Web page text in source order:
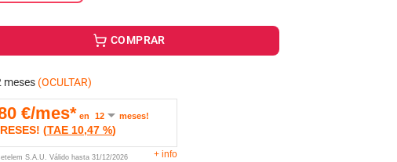
COMPRAR
meses (OCULTAR)
€/mes* en meses!
(TAE 10,47 %)
S.A.U. Válido hasta 31/12/2026 + info